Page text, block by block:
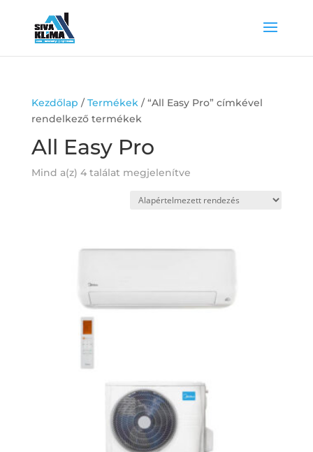
Kezdőlap /Termékek/ “All Easy Pro” címkével
rendelkező termékek
All Easy Pro
Mind a(z) 4 találat megjelenítve